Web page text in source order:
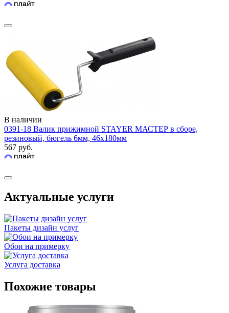
В наличии
0391-18 Валик прижимной STAYER МАСТЕР в сборе,
резиновый, бюгель 6мм, 46x180мм
567 руб.
Актуальные услуги
Пакеты дизайн услуг
Обои на примерку
Услуга доставка
Похожие товары